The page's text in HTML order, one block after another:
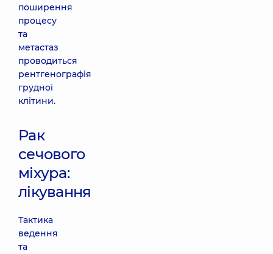
поширення
процесу
та
метастаз
проводиться
рентгенографія
грудної
клітини.
Рак
сечового
міхура:
лікування
Тактика
ведення
та